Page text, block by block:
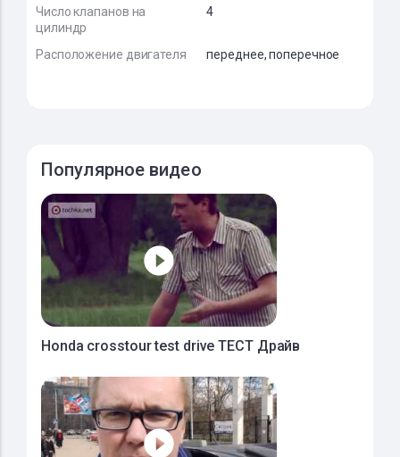
Число клапанов на
цилиндр
4
Расположение двигателя переднее, поперечное
Популярное видео
Honda crosstour test drive ТЕСТ Драйв